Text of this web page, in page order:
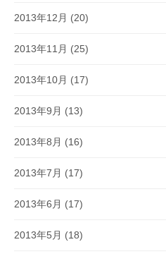
2013年12月 (20)
2013年11月 (25)
2013年10月 (17)
2013年9月 (13)
2013年8月 (16)
2013年7月 (17)
2013年6月 (17)
2013年5月 (18)